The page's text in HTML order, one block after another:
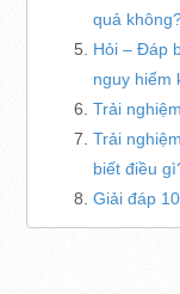
quả
Hỏi – Đáp
nguy hiểm
Trải
Trải
biết điều
Giải đáp